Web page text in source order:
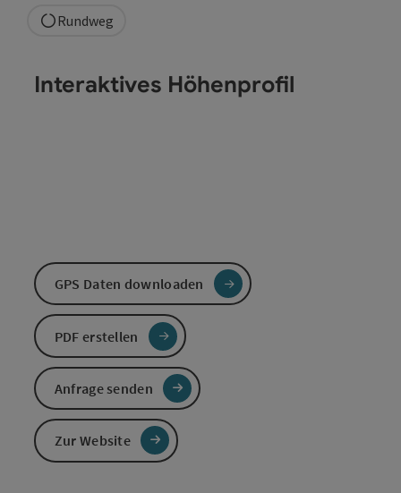
Rundweg
Interaktives Höhenprofil
GPS Daten downloaden
PDF erstellen
Anfrage senden
Zur Website